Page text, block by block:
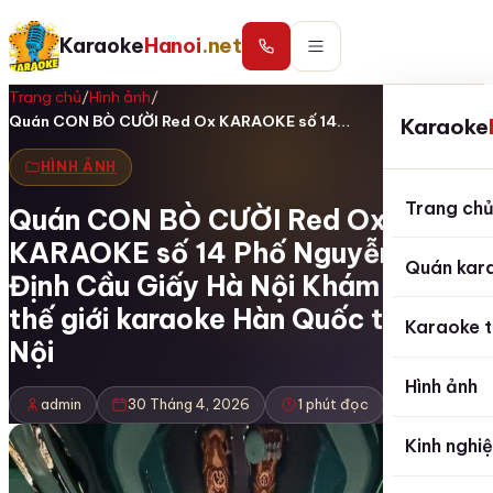
KaraokeHanoi.net
Karaoke
Trang chủ
Quán
Karaoke
Hình ảnh
Kinh
Trang chủ/Hình ảnh/
Quán CON BÒ CƯỜI Red Ox KARAOKE số 14…
HÌNH ẢNH
Quán CON BÒ CƯỜI Red Ox
KARAOKE số 14 Phố Nguyễn Thị
Định Cầu Giấy Hà Nội Khám phá
thế giới karaoke Hàn Quốc tại Hà
Nội
admin 30 Tháng 4, 2026 1 phút đọc